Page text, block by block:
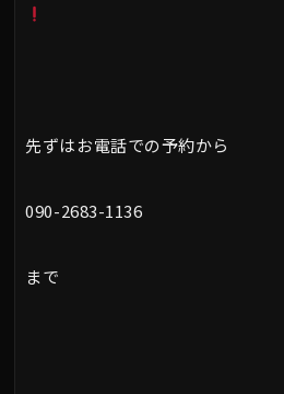
先ずはお電話での予約から
090-2683-1136
まで